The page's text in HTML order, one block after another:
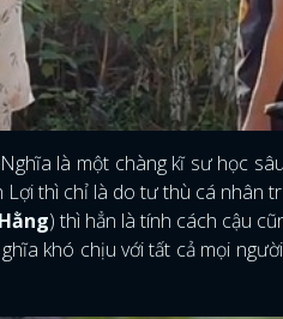
là một chàng kĩ sư học
thì chỉ là do tư thù cá nhân
) thì hẳn là tính cách cậu
khó chịu với tất cả mọi